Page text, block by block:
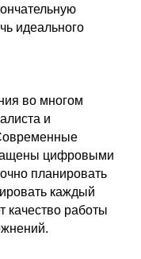
идеального
во многом
и
цифровыми
планировать
каждый
качество работы